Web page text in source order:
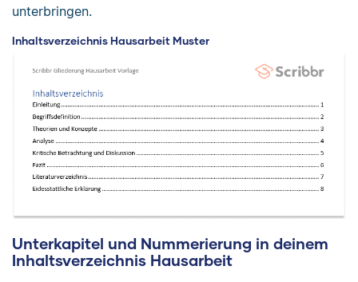
unterbringen.
Inhaltsverzeichnis Hausarbeit Muster
Unterkapitel und Nummerierung in deinem
Inhaltsverzeichnis Hausarbeit